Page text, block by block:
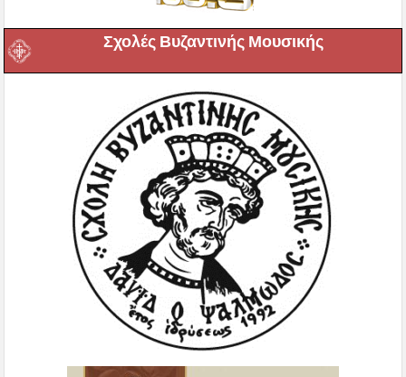
Σχολές Βυζαντινής Μουσικής